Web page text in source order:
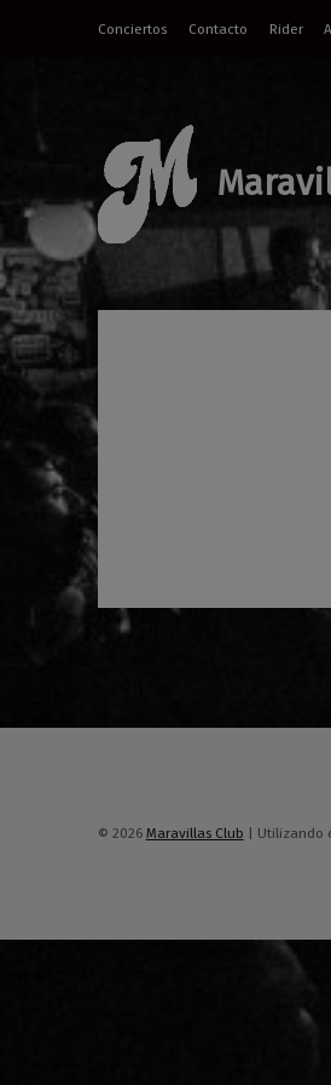
Conciertos
Contacto Rider
© 2026 Maravillas Club Utilizando